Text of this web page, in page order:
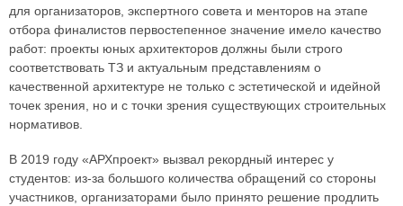
для организаторов, экспертного совета и менторов на этапе
отбора финалистов первостепенное значение имело качество
работ: проекты юных архитекторов должны были строго
соответствовать ТЗ и актуальным представлениям о
качественной архитектуре не только с эстетической и идейной
точек зрения, но и с точки зрения существующих строительных
нормативов.
В 2019 году «АРХпроект» вызвал рекордный интерес у
студентов: из-за большого количества обращений со стороны
участников, организаторами было принято решение продлить